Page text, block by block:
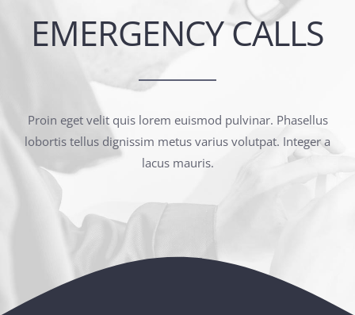
MOBILFUNK
GAS
EMERGENCY CALLS
Proin eget velit quis lorem euismod pulvinar. Phasellus
lobortis tellus dignissim metus varius volutpat. Integer a
lacus mauris.